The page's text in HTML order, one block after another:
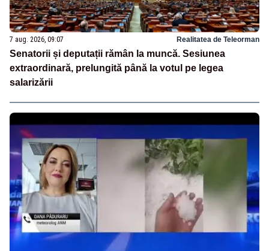
7 aug. 2026, 09:07 Realitatea de Teleorman
Senatorii și deputații rămân la muncă. Sesiunea
extraordinară, prelungită până la votul pe legea
salarizării